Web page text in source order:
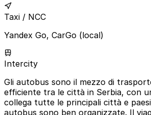
Taxi / NCC
Yandex Go, CarGo (local)
Intercity
Gli autobus sono il mezzo di
efficiente tra le città in Serbia, con
collega tutte le principali città e
autobus sono ben organizzate. Il